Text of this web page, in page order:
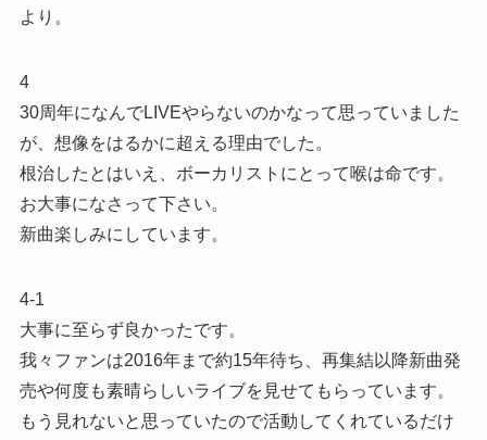
より。
4
30周年になんでLIVEやらないのかなって思っていました
が、想像をはるかに超える理由でした。
根治したとはいえ、ボーカリストにとって喉は命です。
お大事になさって下さい。
新曲楽しみにしています。
4-1
大事に至らず良かったです。
我々ファンは2016年まで約15年待ち、再集結以降新曲発
売や何度も素晴らしいライブを見せてもらっています。
もう見れないと思っていたので活動してくれているだけ